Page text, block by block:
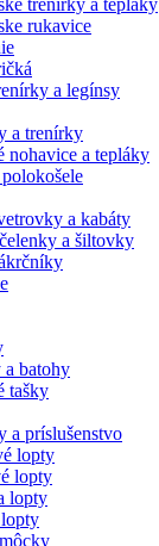
trenírky a tepláky
rukavice
a legínsy
a trenírky
nohavice a tepláky
a kabáty
a šiltovky
a batohy
tašky
a príslušenstvo
lopty
lopty
lopty
lopty